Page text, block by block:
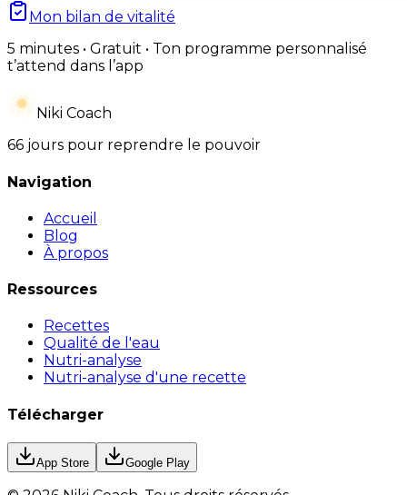
Mon bilan de vitalité
5 minutes • Gratuit • Ton programme personnalisé
t’attend dans l’app
Niki Coach
66 jours pour reprendre le pouvoir
Navigation
Accueil
Blog
À propos
Ressources
Recettes
Qualité de l'eau
Nutri-analyse
Nutri-analyse d'une recette
Télécharger
App Store Google Play